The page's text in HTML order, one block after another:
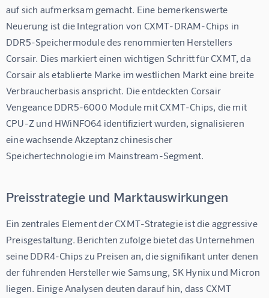
auf sich aufmerksam gemacht. Eine bemerkenswerte
Neuerung ist die Integration von CXMT-DRAM-Chips in
DDR5-Speichermodule des renommierten Herstellers
Corsair. Dies markiert einen wichtigen Schritt für CXMT, da
Corsair als etablierte Marke im westlichen Markt eine breite
Verbraucherbasis anspricht. Die entdeckten Corsair
Vengeance DDR5-6000 Module mit CXMT-Chips, die mit
CPU-Z und HWiNFO64 identifiziert wurden, signalisieren
eine wachsende Akzeptanz chinesischer
Speichertechnologie im Mainstream-Segment.
Preisstrategie und Marktauswirkungen
Ein zentrales Element der CXMT-Strategie ist die aggressive
Preisgestaltung. Berichten zufolge bietet das Unternehmen
seine DDR4-Chips zu Preisen an, die signifikant unter denen
der führenden Hersteller wie Samsung, SK Hynix und Micron
liegen. Einige Analysen deuten darauf hin, dass CXMT